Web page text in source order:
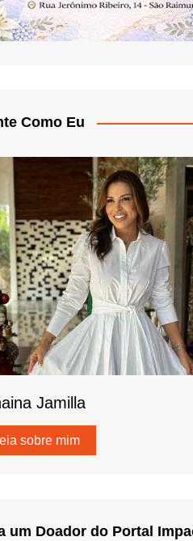
Como Eu
Jamilla
sobre mim
um Doador do Portal